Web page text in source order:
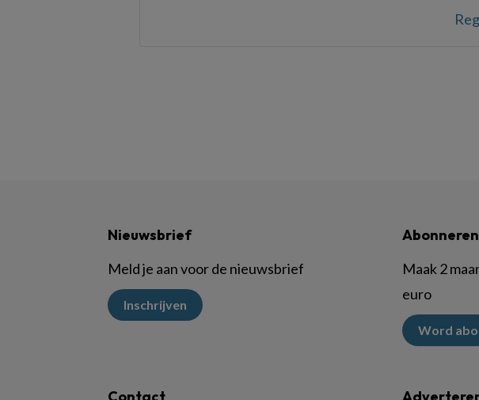
Nieuwsbrief
Meld je aan voor de nieuwsbrief
Inschrijven
Abonneren
Maak 2
euro
Word